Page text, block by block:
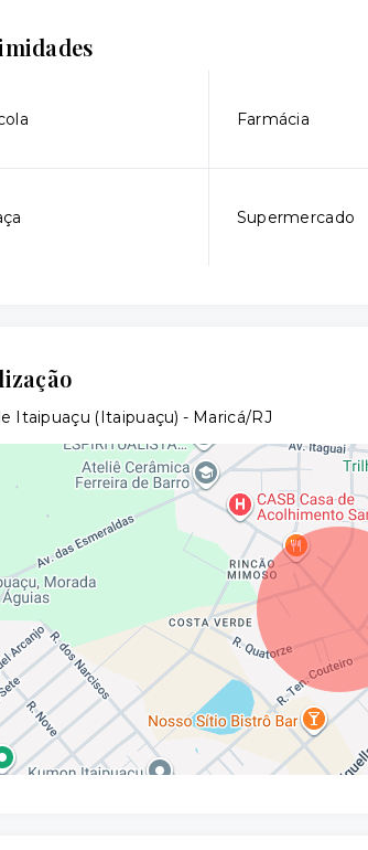
Farmácia
Supermercado
Itaipuaçu (Itaipuaçu) - Maricá/RJ